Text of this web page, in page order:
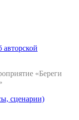
авторской
«Береги
сценарии)